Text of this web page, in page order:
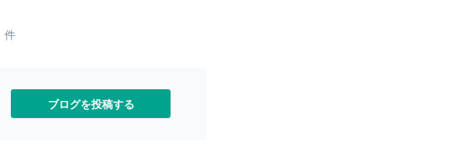
件
ブログを投稿する